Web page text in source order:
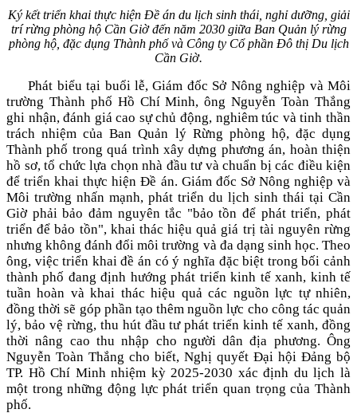
Ký kết triển khai thực hiện Đề án du lịch sinh thái, nghỉ dưỡng, giải
trí rừng phòng hộ Cần Giờ đến năm 2030 giữa Ban Quản lý rừng
phòng hộ, đặc dụng Thành phố và Công ty Cổ phần Đô thị Du lịch
Cần Giờ.
Phát biểu tại buổi lễ, Giám đốc Sở Nông nghiệp và Môi
trường Thành phố Hồ Chí Minh, ông Nguyễn Toàn Thắng
ghi nhận, đánh giá cao sự chủ động, nghiêm túc và tinh thần
trách nhiệm của Ban Quản lý Rừng phòng hộ, đặc dụng
Thành phố trong quá trình xây dựng phương án, hoàn thiện
hồ sơ, tổ chức lựa chọn nhà đầu tư và chuẩn bị các điều kiện
để triển khai thực hiện Đề án. Giám đốc Sở Nông nghiệp và
Môi trường nhấn mạnh, phát triển du lịch sinh thái tại Cần
Giờ phải bảo đảm nguyên tắc "bảo tồn để phát triển, phát
triển để bảo tồn", khai thác hiệu quả giá trị tài nguyên rừng
nhưng không đánh đổi môi trường và đa dạng sinh học. Theo
ông, việc triển khai đề án có ý nghĩa đặc biệt trong bối cảnh
thành phố đang định hướng phát triển kinh tế xanh, kinh tế
tuần hoàn và khai thác hiệu quả các nguồn lực tự nhiên,
đồng thời sẽ góp phần tạo thêm nguồn lực cho công tác quản
lý, bảo vệ rừng, thu hút đầu tư phát triển kinh tế xanh, đồng
thời nâng cao thu nhập cho người dân địa phương. Ông
Nguyễn Toàn Thắng cho biết, Nghị quyết Đại hội Đảng bộ
TP. Hồ Chí Minh nhiệm kỳ 2025-2030 xác định du lịch là
một trong những động lực phát triển quan trọng của Thành
phố.